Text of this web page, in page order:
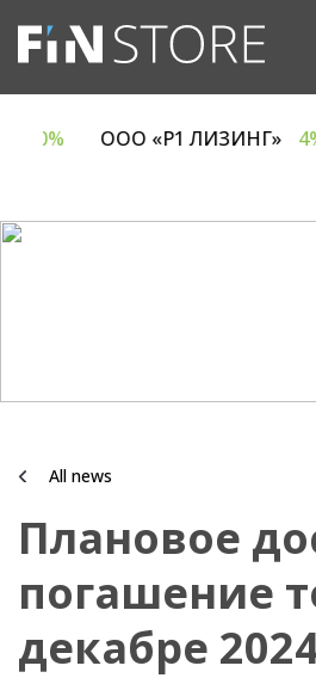
6.70% ООО «Р1 ЛИЗИНГ»
All news
Плановое
погашение
декабре